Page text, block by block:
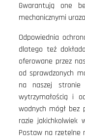
Gwarantują one
mechanicznymi
Odpowiednia
dlatego też
oferowane przez
od sprawdzonych
na naszej stronie
wytrzymałością i
wodnych mógł bez
razie jakichkolwiek
Postaw na rzetelne